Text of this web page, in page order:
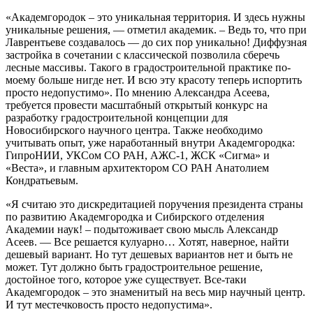
«Академгородок – это уникальная территория. И здесь нужны
уникальные решения, — отметил академик. – Ведь то, что при
Лаврентьеве создавалось — до сих пор уникально! Диффузная
застройка в сочетании с классической позволила сберечь
лесные массивы. Такого в градостроительной практике по-
моему больше нигде нет. И всю эту красоту теперь испортить
просто недопустимо». По мнению Александра Асеева,
требуется провести масштабный открытый конкурс на
разработку градостроительной концепции для
Новосибирского научного центра. Также необходимо
учитывать опыт, уже наработанный внутри Академгородка:
ГипроНИИ, УКСом СО РАН, АЖС-1, ЖСК «Сигма» и
«Веста», и главным архитектором СО РАН Анатолием
Кондратьевым.
«Я считаю это дискредитацией поручения президента страны
по развитию Академгородка и Сибирского отделения
Академии наук! – подытоживает свою мысль Александр
Асеев. — Все решается кулуарно… Хотят, наверное, найти
дешевый вариант. Но тут дешевых вариантов нет и быть не
может. Тут должно быть градостроительное решение,
достойное того, которое уже существует. Все-таки
Академгородок – это знаменитый на весь мир научный центр.
И тут местечковость просто недопустима».